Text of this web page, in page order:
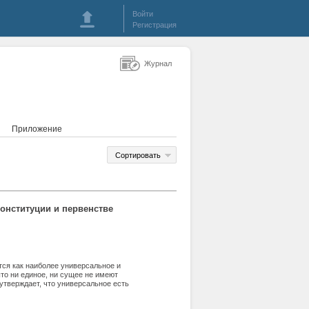
Войти
Регистрация
Приложение
Сортировать
и первенстве
как наиболее универсальное и
ни единое, ни сущее не имеют
что универсальное есть
последующим, постулируется как
Журнал